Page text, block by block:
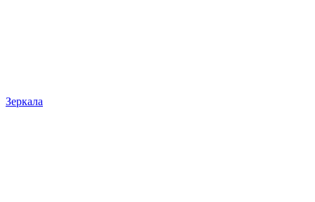
Зеркала